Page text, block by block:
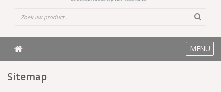
MENU
Sitemap